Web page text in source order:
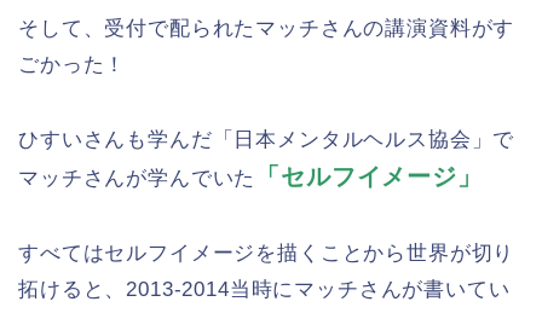
そして、受付で配られたマッチさんの講演資料がす
ごかった！
ひすいさんも学んだ「日本メンタルヘルス協会」で
マッチさんが学んでいた
「セルフイメージ」
すべてはセルフイメージを描くことから世界が切り
拓けると、2013-2014当時にマッチさんが書いてい